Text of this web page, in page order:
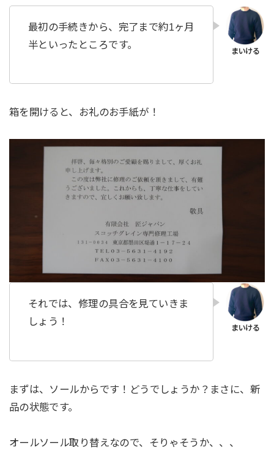
最初の手続きから、完了まで約1ヶ月
半といったところです。
箱を開けると、お礼のお手紙が！
それでは、修理の具合を見ていきま
しょう！
まずは、ソールからです！どうでしょうか？まさに、新
品の状態です。
オールソール取り替えなので、そりゃそうか、、、